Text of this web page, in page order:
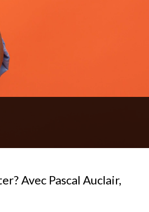
Avec Pascal Auclair,